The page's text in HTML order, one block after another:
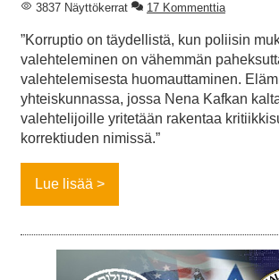
3837 Näyttökerrat
17 Kommenttia
”Korruptio on täydellistä, kun poliisin
valehteleminen on vähemmän
valehtelemisesta huomauttaminen.
yhteiskunnassa, jossa Nena Kafkan
valehtelijoille yritetään rakentaa
korrektiuden nimissä.”
Lue lisää